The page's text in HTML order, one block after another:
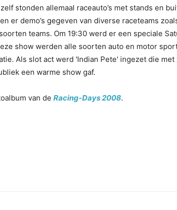
stonden allemaal raceauto’s met stands en
er demo’s gegeven van diverse raceteams
teams. Om 19:30 werd er een speciale
show werden alle soorten auto en motor
Als slot act werd 'Indian Pete' ingezet die
een warme show gaf.
van de Racing-Days 2008.